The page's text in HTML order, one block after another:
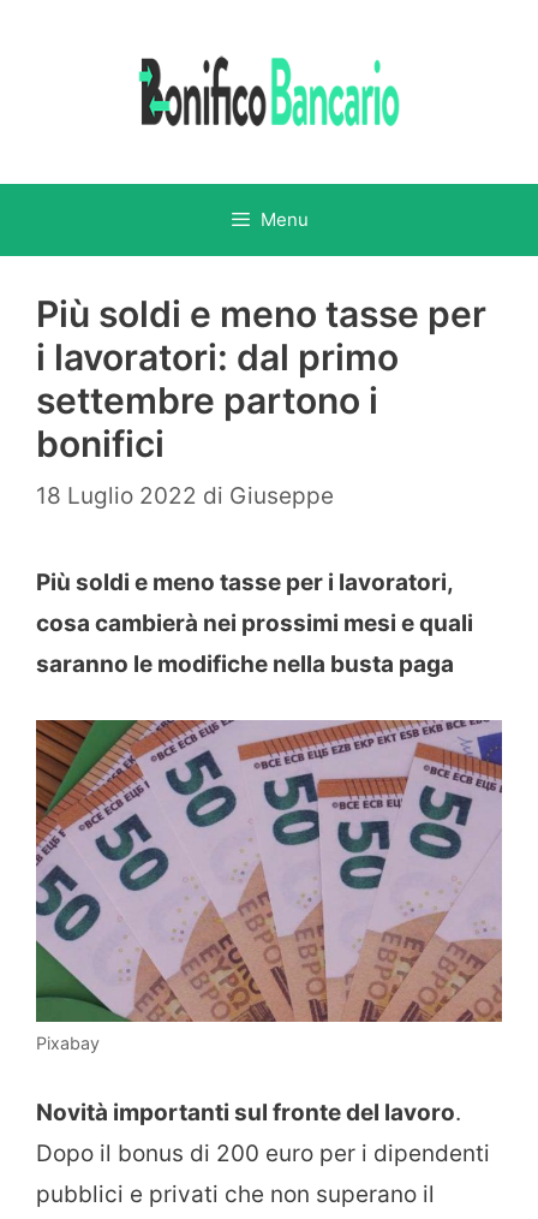
Menu
Più soldi e meno tasse per
i lavoratori: dal primo
settembre partono i
bonifici
18 Luglio 2022 di Giuseppe
Più soldi e meno tasse per i lavoratori,
cosa cambierà nei prossimi mesi e quali
saranno le modifiche nella busta paga
Pixabay
Novità importanti sul fronte del lavoro.
Dopo il bonus di 200 euro per i dipendenti
pubblici e privati che non superano il